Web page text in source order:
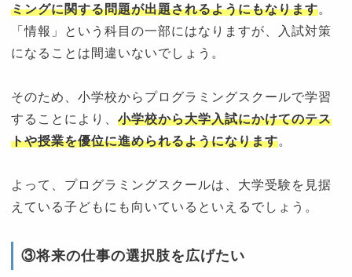
ミングに関する問題が出題されるようにもなります。
「情報」という科目の一部にはなりますが、入試対策
になることは間違いないでしょう。
そのため、小学校からプログラミングスクールで学習
することにより、 小学校から大学入試にかけてのテス
トや授業を優位に進められるようになります。
よって、プログラミングスクールは、大学受験を見据
えている子どもにも向いているといえるでしょう。
③将来の仕事の選択肢を広げたい